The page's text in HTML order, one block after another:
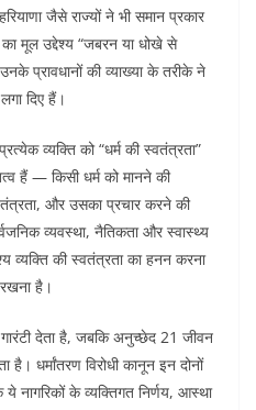
जैसे राज्यों ने भी समान प्रकार
मूल उद्देश्य “जबरन या धोखे से
प्रावधानों की व्याख्या के तरीके ने
दिए हैं।
व्यक्ति को “धर्म की स्वतंत्रता”
हैं — किसी धर्म को मानने की
और उसका प्रचार करने की
व्यवस्था, नैतिकता और स्वास्थ्य
व्यक्ति की स्वतंत्रता का हनन करना
है।
देता है, जबकि अनुच्छेद 21 जीवन
है। धर्मांतरण विरोधी कानून इन दोनों
नागरिकों के व्यक्तिगत निर्णय, आस्था